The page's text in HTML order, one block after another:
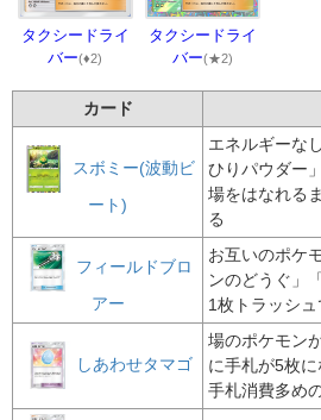
タクシードライ
バー(♦2)
タクシードライ
バー(★2)
カード
スボミー(波動ビ
ート)
エネルギーな
ひりパウダー
場をはなれる
る
フィールドブロ
アー
お互いのポケ
ンのどうぐ」
1枚トラッシュ
しあわせタマゴ
場のポケモン
に手札が5枚
手札消費多め